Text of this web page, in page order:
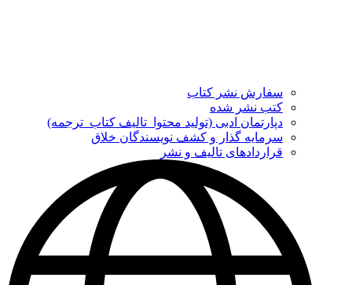
سفارش نشر کتاب
کتب نشر شده
دپارتمان ادبی (تولید محتوا_تالیف کتاب_ترجمه)
سرمایه گذار و کشف نویسندگان خلاق
قراردادهای تالیف و نشر